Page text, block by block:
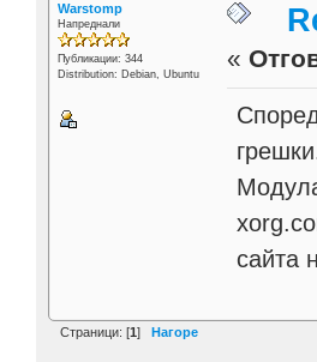
Warstomp
Напреднали
Публикации: 344
Distribution: Debian, Ubuntu
«
сайта
Страници: [1] Нагоре